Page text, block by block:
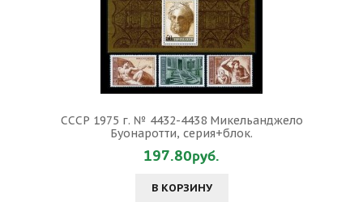
СССР 1975 г. № 4432-4438 Микельанджело
Буонаротти, серия+блок.
197.80руб.
В КОРЗИНУ